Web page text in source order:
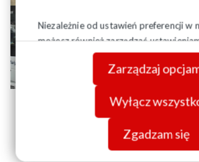
Niezależnie od ustawień preferencji w
możesz również zarządzać
swojej przeglądarki. Więcej informacji
danych znajdziesz wPolityce
Zarządzaj
Wyłącz
Zgadzam się